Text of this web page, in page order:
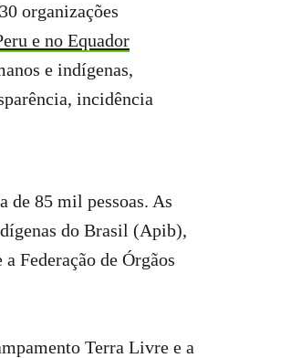
organizações
e no Equador
e indígenas,
incidência
de 85 mil pessoas. As
do Brasil (Apib),
Federação de Órgãos
Terra Livre e a